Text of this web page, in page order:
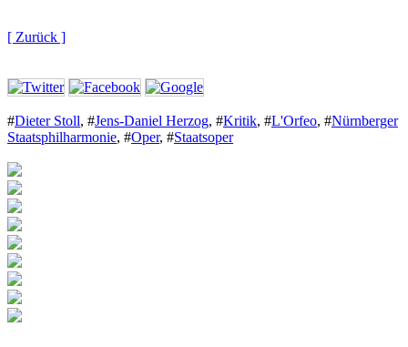
[ Zurück ]
#Dieter Stoll, #Jens-Daniel Herzog, #Kritik, #L'Orfeo, #Nürnberger
Staatsphilharmonie, #Oper, #Staatsoper